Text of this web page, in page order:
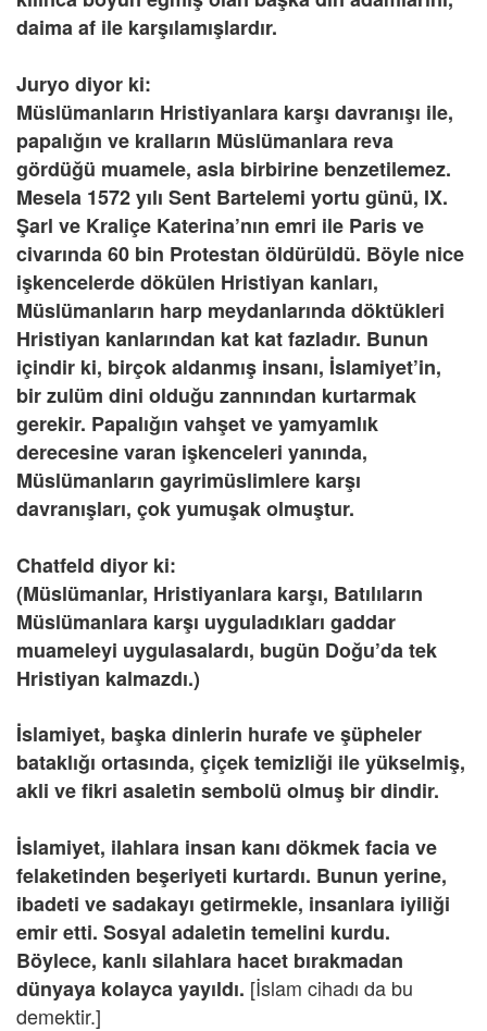
daima af ile karşılamışlardır.
Juryo diyor ki:
Müslümanların Hristiyanlara karşı davranışı ile,
papalığın ve kralların Müslümanlara reva
gördüğü muamele, asla birbirine benzetilemez.
Mesela 1572 yılı Sent Bartelemi yortu günü, IX.
Şarl ve Kraliçe Katerina’nın emri ile Paris ve
civarında 60 bin Protestan öldürüldü. Böyle nice
işkencelerde dökülen Hristiyan kanları,
Müslümanların harp meydanlarında döktükleri
Hristiyan kanlarından kat kat fazladır. Bunun
içindir ki, birçok aldanmış insanı, İslamiyet’in,
bir zulüm dini olduğu zannından kurtarmak
gerekir. Papalığın vahşet ve yamyamlık
derecesine varan işkenceleri yanında,
Müslümanların gayrimüslimlere karşı
davranışları, çok yumuşak olmuştur.
Chatfeld diyor ki:
(Müslümanlar, Hristiyanlara karşı, Batılıların
Müslümanlara karşı uyguladıkları gaddar
muameleyi uygulasalardı, bugün Doğu’da tek
Hristiyan kalmazdı.)
İslamiyet, başka dinlerin hurafe ve şüpheler
bataklığı ortasında, çiçek temizliği ile yükselmiş,
akli ve fikri asaletin sembolü olmuş bir dindir.
İslamiyet, ilahlara insan kanı dökmek facia ve
felaketinden beşeriyeti kurtardı. Bunun yerine,
ibadeti ve sadakayı getirmekle, insanlara iyiliği
emir etti. Sosyal adaletin temelini kurdu.
Böylece, kanlı silahlara hacet bırakmadan
dünyaya kolayca yayıldı. [İslam cihadı da bu
demektir.]